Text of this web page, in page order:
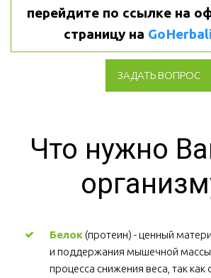
перейдите по ссылке на
страницу на
ЗАДАТЬ ВОПРОС
Что нужно
Белок (протеин) - ценный
и поддержания мышечной
процесса снижения веса, так как